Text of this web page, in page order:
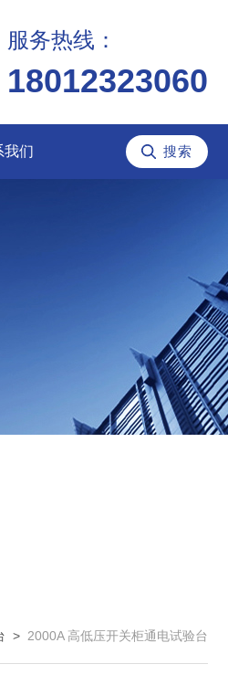
服务热线：
18012323060
我们
> 2000A 高低压开关柜通电试验台